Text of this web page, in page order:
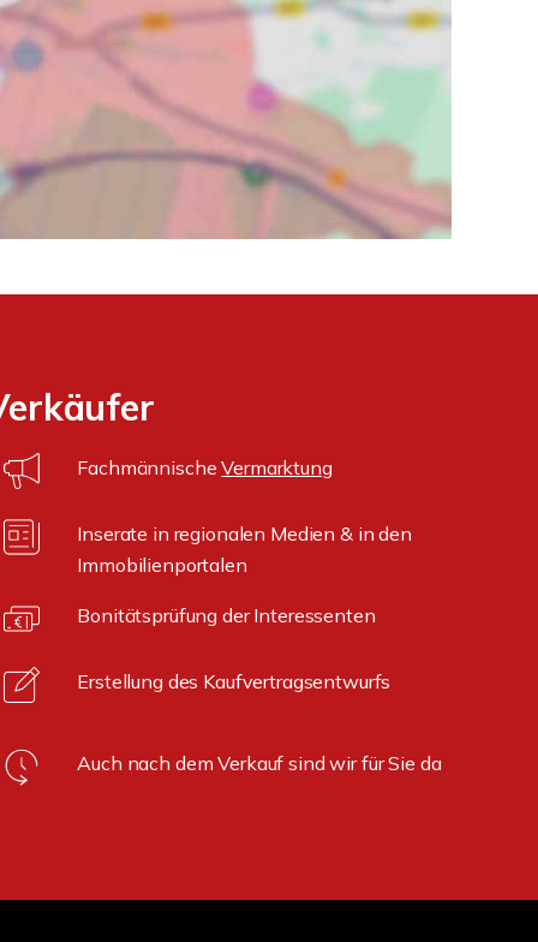
FachmännischeVermarktung
Inserate in regionalen Medien & in den
Immobilienportalen
Bonitätsprüfung der Interessenten
Erstellung des Kaufvertragsentwurfs
Auch nach dem Verkauf sind wir für Sie da